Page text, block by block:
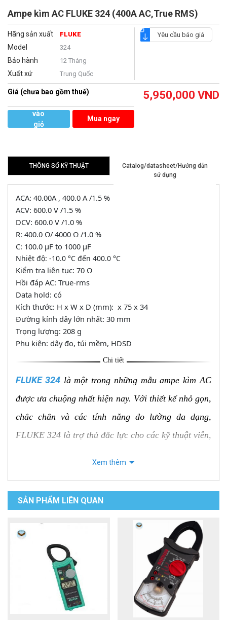
Ampe kìm AC FLUKE 324 (400A AC,True RMS)
Hãng sản xuất FLUKE
Model 324
Bảo hành 12 Tháng
Xuất xứ Trung Quốc
Yêu cầu báo giá
Giá (chưa bao gồm thuế) 5,950,000 VND
vào
giỏ
Mua ngay
THÔNG SỐ KỸ THUẬT
Catalog/datasheet/Hướng dẫn
sử dụng
ACA: 40.00A , 400.0 A /1.5 %
ACV: 600.0 V /1.5 %
DCV: 600.0 V /1.0 %
R: 400.0 Ω/ 4000 Ω /1.0 %
C: 100.0 μF to 1000 μF
Nhiệt độ: -10.0 °C đến 400.0 °C
Kiểm tra liên tục: 70 Ω
Hồi đáp AC: True-rms
Data hold: có
Kích thước: H x W x D (mm): x 75 x 34
Đường kính dây lớn nhất: 30 mm
Trọng lượng: 208 g
Phụ kiện: dây đo, túi mềm, HDSD
Chi tiết
FLUKE 324là một trong những mẫu ampe kìm AC
được ưa chuộng nhất hiện nay. Với thiết kế nhỏ gọn,
chắc chắn và các tính năng đo lường đa dạng,
FLUKE 324 là trợ thủ đắc lực cho các kỹ thuật viên,
Đặc điểm nổi bật của FLUKE 324
Đo cả dòng AC và DC:FLUKE 324 có khả năng
đo cả dòng điện xoay chiều (AC) và dòng điện
một chiều (DC), mở rộng phạm vi ứng dụng của
thiết bị.
Độ chính xác cao:
Với độ phân giải 6000 count,
FLUKE 324 cung cấp kết quả đo rất chính xác.
Xem thêm
SẢN PHẨM LIÊN QUAN